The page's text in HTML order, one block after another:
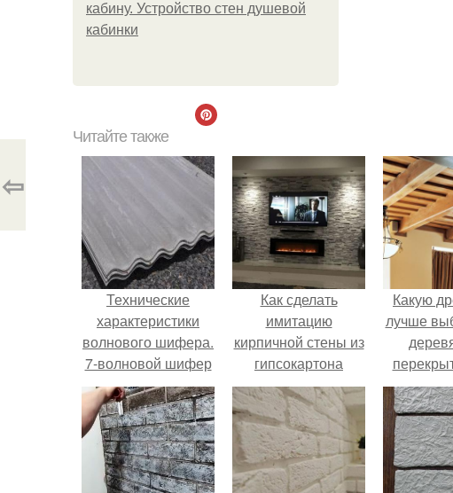
кабину. Устройство стен душевой
кабинки
⇦
Читайте также
Технические
характеристики
волнового шифера.
7-волновой шифер
Как сделать
имитацию
кирпичной стены из
гипсокартона
своими руками:
пошаговая
инструкция
Какую
лучше